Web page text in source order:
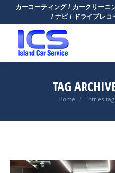
カーコーティング / カークリーニ
/ ナビ / ドライブレコ
TAG
You are here:
Home Entries